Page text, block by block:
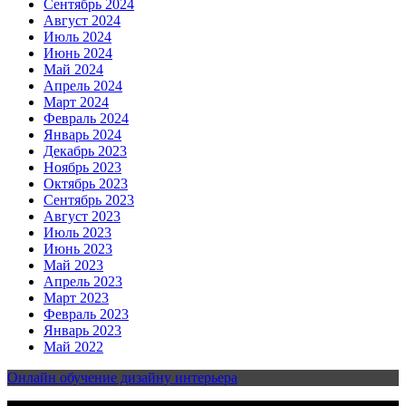
Сентябрь 2024
Август 2024
Июль 2024
Июнь 2024
Май 2024
Апрель 2024
Март 2024
Февраль 2024
Январь 2024
Декабрь 2023
Ноябрь 2023
Октябрь 2023
Сентябрь 2023
Август 2023
Июль 2023
Июнь 2023
Май 2023
Апрель 2023
Март 2023
Февраль 2023
Январь 2023
Май 2022
Онлайн обучение дизайну интерьера